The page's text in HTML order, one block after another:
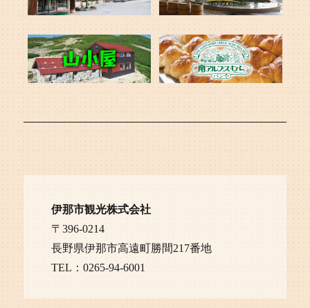
伊那市観光株式会社
〒396-0214
長野県伊那市高遠町勝間217番地
TEL：0265-94-6001